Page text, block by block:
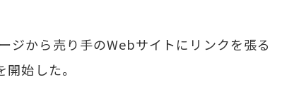
ジから売り手のWebサイトにリンクを張る
始した。